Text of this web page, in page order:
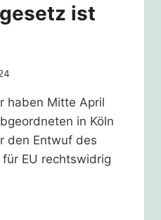
ist
haben Mitte April
in Köln
den Entwuf des
EU rechtswidrig